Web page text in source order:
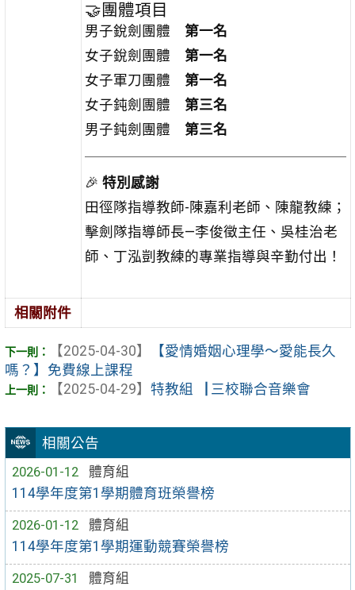
相關公告
2026-01-12
體育組
114學年度第1學期體育班榮譽榜
2026-01-12
體育組
114學年度第1學期運動競賽榮譽榜
2025-07-31
體育組
🤝團體項目
男子銳劍團體 第一名
女子銳劍團體 第一名
女子軍刀團體 第一名
女子鈍劍團體 第三名
男子鈍劍團體 第三名
🎉 特別感謝
田徑隊指導教師-陳嘉利老師、陳龍教練；
擊劍隊指導師長—李俊徵主任、吳桂治老
師、丁泓剴教練的專業指導與辛勤付出！
相關附件
【2025-04-30】
【愛情婚姻心理學〜愛能長久
嗎？】免費線上課程
【2025-04-29】 特教組▕ 三校聯合音樂會